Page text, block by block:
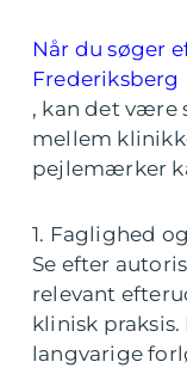
Når du søger
Frederiksberg
, kan det være
mellem
pejlemærker
1. Faglighed
Se efter
relevant
klinisk
langvarige